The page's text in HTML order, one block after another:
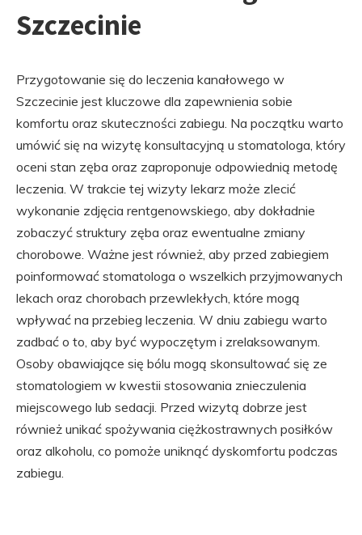
Szczecinie
Przygotowanie się do leczenia kanałowego w
Szczecinie jest kluczowe dla zapewnienia sobie
komfortu oraz skuteczności zabiegu. Na początku warto
umówić się na wizytę konsultacyjną u stomatologa, który
oceni stan zęba oraz zaproponuje odpowiednią metodę
leczenia. W trakcie tej wizyty lekarz może zlecić
wykonanie zdjęcia rentgenowskiego, aby dokładnie
zobaczyć struktury zęba oraz ewentualne zmiany
chorobowe. Ważne jest również, aby przed zabiegiem
poinformować stomatologa o wszelkich przyjmowanych
lekach oraz chorobach przewlekłych, które mogą
wpływać na przebieg leczenia. W dniu zabiegu warto
zadbać o to, aby być wypoczętym i zrelaksowanym.
Osoby obawiające się bólu mogą skonsultować się ze
stomatologiem w kwestii stosowania znieczulenia
miejscowego lub sedacji. Przed wizytą dobrze jest
również unikać spożywania ciężkostrawnych posiłków
oraz alkoholu, co pomoże uniknąć dyskomfortu podczas
zabiegu.